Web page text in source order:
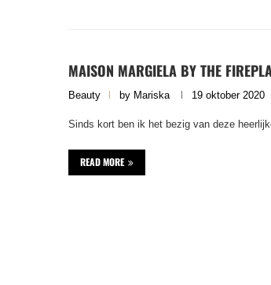
MAISON MARGIELA BY THE
Beauty by Mariska 19 oktober 2020
Sinds kort ben ik het bezig van deze
READ MORE